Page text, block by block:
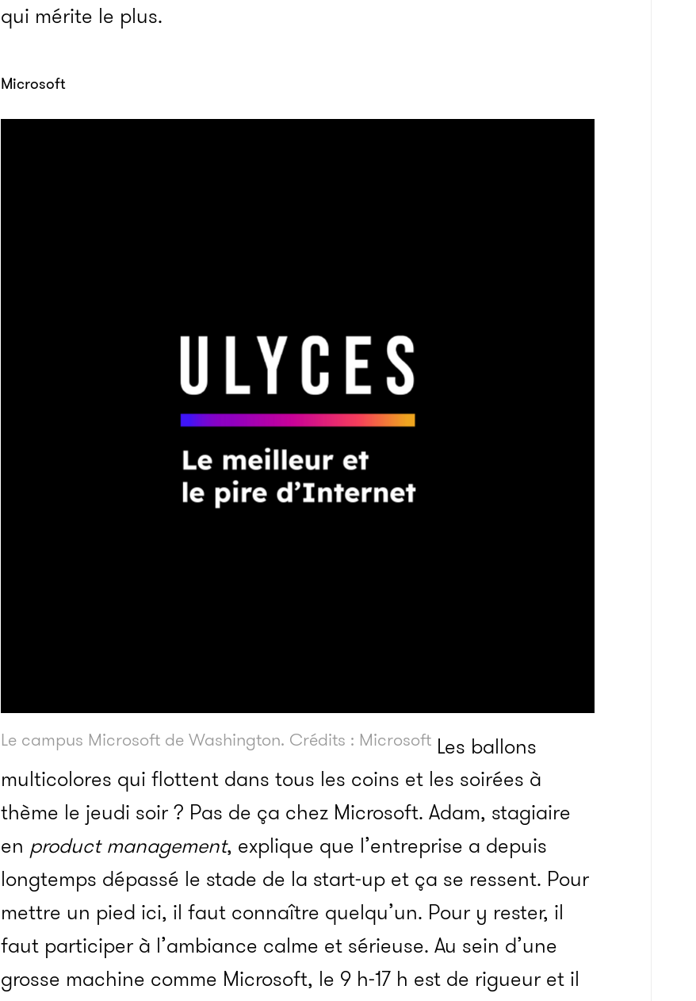
qui mérite le plus.
Microsoft
Le campus Microsoft de Washington. Crédits : Microsoft Les ballons
multicolores qui flottent dans tous les coins et les soirées à
thème le jeudi soir ? Pas de ça chez Microsoft. Adam, stagiaire
en product management, explique que l’entreprise a depuis
longtemps dépassé le stade de la start-up et ça se ressent. Pour
mettre un pied ici, il faut connaître quelqu’un. Pour y rester, il
faut participer à l’ambiance calme et sérieuse. Au sein d’une
grosse machine comme Microsoft, le 9 h-17 h est de rigueur et il